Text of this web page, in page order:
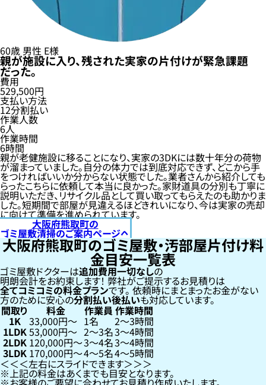
60歳 男性 E様
親が施設に入り、残された実家の片付けが緊急課題
だった。
費用
529,500円
支払い方法
12分割払い
作業人数
6人
作業時間
6時間
親が老健施設に移ることになり、実家の3DKには数十年分の荷物
が溜まっていました。自分の体力では到底対応できず、どこから手
をつければいいか分からない状態でした。業者さんから紹介しても
らったこちらに依頼して本当に良かった。家財道具の分別も丁寧に
説明いただき、リサイクル品として買い取ってもらえたのも助かりま
した。短期間で部屋が見違えるほどきれいになり、今は実家の売却
に向けて準備を進められています。
大阪府熊取町の
ゴミ屋敷清掃のご案内ページへ
大阪府熊取町のゴミ屋敷・汚部屋片付け料
金目安一覧表
ゴミ屋敷ドクターは追加費用一切なしの
明朗会計をお約束します！弊社がご提示するお見積りは
全てコミコミの料金プランです。依頼時にまとまったお金がない
方のために安心の分割払い後払いも対応しています。
間取り 料金 作業員 作業時間
1K 33,000円〜 1名 2〜3時間
1LDK53,000円〜 2〜3名3〜4時間
2LDK 120,000円〜3〜4名3〜4時間
3LDK 170,000円〜4〜5名4〜5時間
左右にスライドできます
上記の料金はあくまでも目安となります。